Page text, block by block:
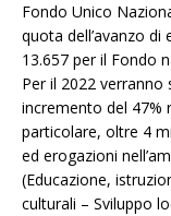
Fondo Unico
quota dell’avanzo
13.657 per il Fondo
Per il 2022 verranno
incremento del 47%
particolare, oltre 4
ed erogazioni
(Educazione,
culturali – Sviluppo